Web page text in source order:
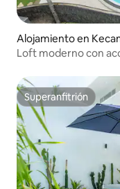
Alojamiento en
Loft moderno con
Superanfitrión
Superanfitrión